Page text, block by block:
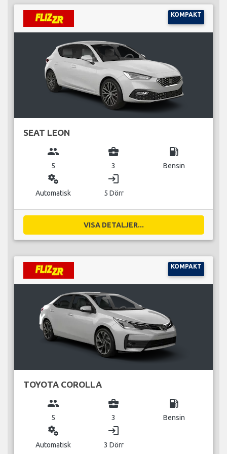
KOMPAKT
SEAT LEON
group
5
business_center
3
local_gas_station
Bensin
miscellaneous_services
Automatisk
login
5 Dörr
VISA DETALJER...
KOMPAKT
TOYOTA COROLLA
group
5
business_center
3
local_gas_station
Bensin
miscellaneous_services
Automatisk
login
3 Dörr